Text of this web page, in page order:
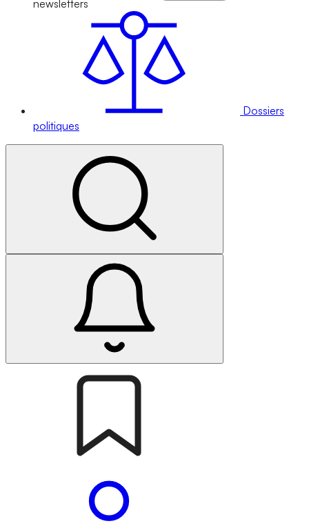
newsletters
Dossiers
politiques